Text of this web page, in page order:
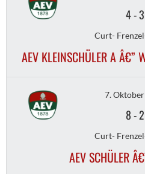
4-3
Curt-
AEV KLEINSCHÜLER A Â€”
7.
8-2
Curt-
AEV SCHÜLER